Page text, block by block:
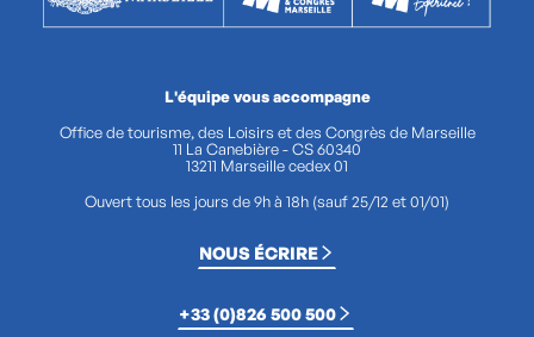
L'équipe vous accompagne
Office de tourisme, des Loisirs et des Congrès de Marseille
11 La Canebière - CS 60340
13211 Marseille cedex 01
Ouvert tous les jours de 9h à 18h (sauf 25/12 et 01/01)
NOUS ÉCRIRE
+33 (0)826 500 500